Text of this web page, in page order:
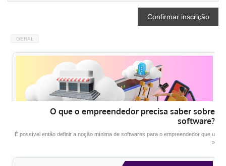
GERAL
O que o empreendedor precisa saber sobre
software?
É possível então definir a noção mínima de softwares para o empreendedor que u
»